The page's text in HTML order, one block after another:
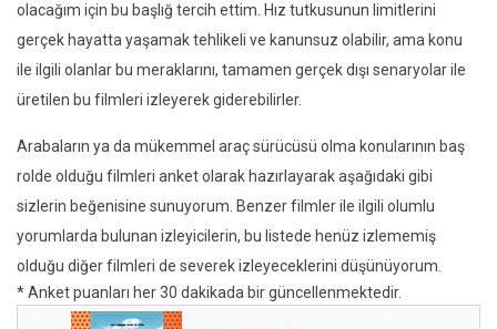
olacağım için bu başlığ tercih ettim. Hız tutkusunun limitlerini
gerçek hayatta yaşamak tehlikeli ve kanunsuz olabilir, ama konu
ile ilgili olanlar bu meraklarını, tamamen gerçek dışı senaryolar ile
üretilen bu filmleri izleyerek giderebilirler.
Arabaların ya da mükemmel araç sürücüsü olma konularının baş
rolde olduğu filmleri anket olarak hazırlayarak aşağıdaki gibi
sizlerin beğenisine sunuyorum. Benzer filmler ile ilgili olumlu
yorumlarda bulunan izleyicilerin, bu listede henüz izlememiş
olduğu diğer filmleri de severek izleyeceklerini düşünüyorum.
* Anket puanları her 30 dakikada bir güncellenmektedir.